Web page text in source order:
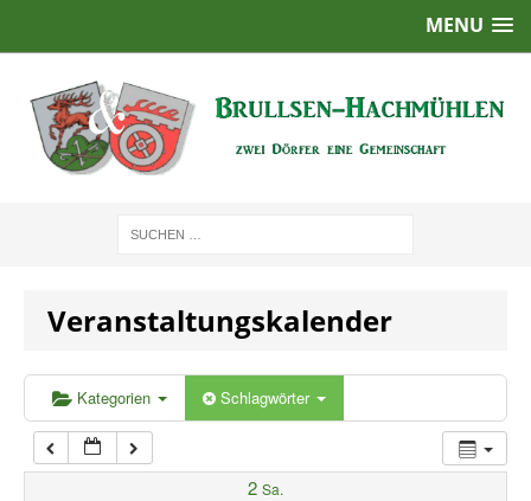
MENU
Veranstaltungskalender
Kategorien Schlagwörter
2 Sa.
2:00
5:00
6:00
7:00